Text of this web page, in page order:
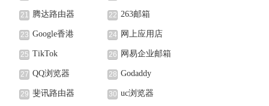
21 腾达路由器 22 263邮箱
23 Google香港 24 网上应用店
25 TikTok 26 网易企业邮箱
27 QQ浏览器 28 Godaddy
29 斐讯路由器 30 uc浏览器